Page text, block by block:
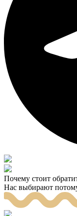
Почему стоит
Нас выбирают